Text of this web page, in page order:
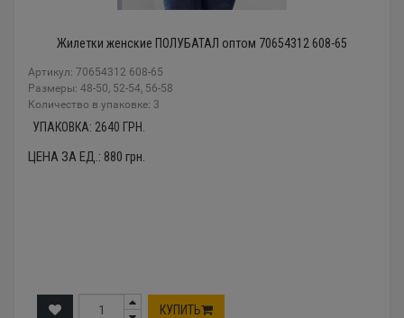
Жилетки женские ПОЛУБАТАЛ оптом 70654312 608-65
Артикул: 70654312 608-65
Размеры: 48-50, 52-54, 56-58
Количество в упаковке: 3
УПАКОВКА: 2640 ГРН.
ЦЕНА ЗА ЕД.: 880 грн.
КУПИТЬ